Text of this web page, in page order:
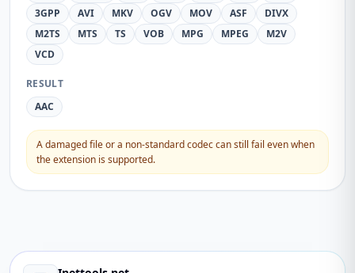
3GPP
AVI MKV OGV MOV ASF
DIVX
M2TS
MTS TS VOB MPG MPEG
M2V
VCD
RESULT
AAC
A damaged file or a non-standard codec can still fail even when
the extension is supported.